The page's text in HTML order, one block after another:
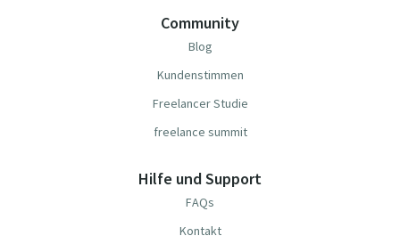
Community
Blog
Kundenstimmen
Freelancer Studie
freelance summit
Hilfe und Support
FAQs
Kontakt